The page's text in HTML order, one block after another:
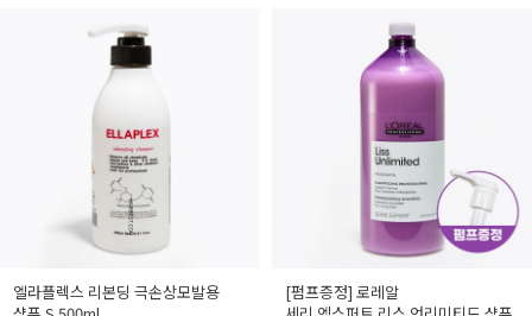
엘라플렉스 리본딩 극손상모발용
[펌프증정] 로레알